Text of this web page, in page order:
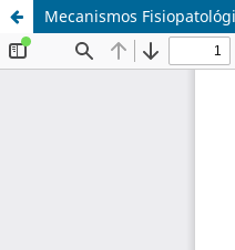
Mecanismos